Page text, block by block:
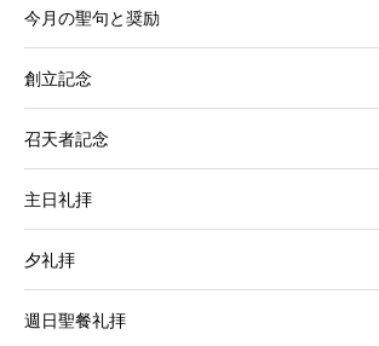
今月の聖句と奨励
創立記念
召天者記念
主日礼拝
夕礼拝
週日聖餐礼拝